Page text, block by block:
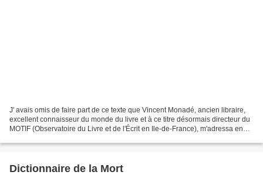
J' avais omis de faire part de ce texte que Vincent Monadé, ancien libraire,
excellent connaisseur du monde du livre et à ce titre désormais directeur du
MOTIF (Observatoire du Livre et de l'Écrit en Ile-de-France), m'adressa en
Dictionnaire de la Mort